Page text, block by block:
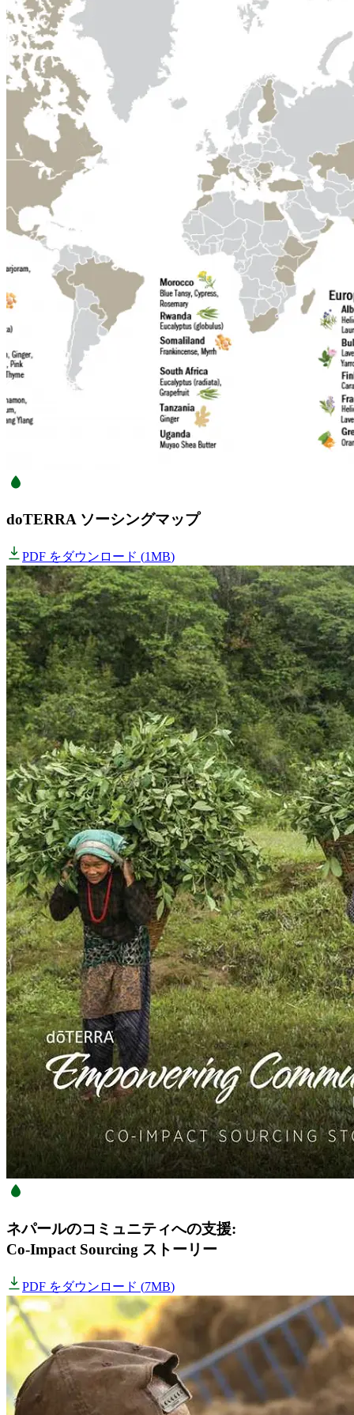
doTERRA ソーシングマップ
PDF をダウンロード (1MB)
ネパールのコミュニティへの支援:
Co-Impact Sourcing ストーリー
PDF をダウンロード (7MB)